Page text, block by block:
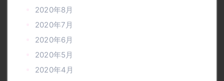
2020年8月
2020年7月
2020年6月
2020年5月
2020年4月